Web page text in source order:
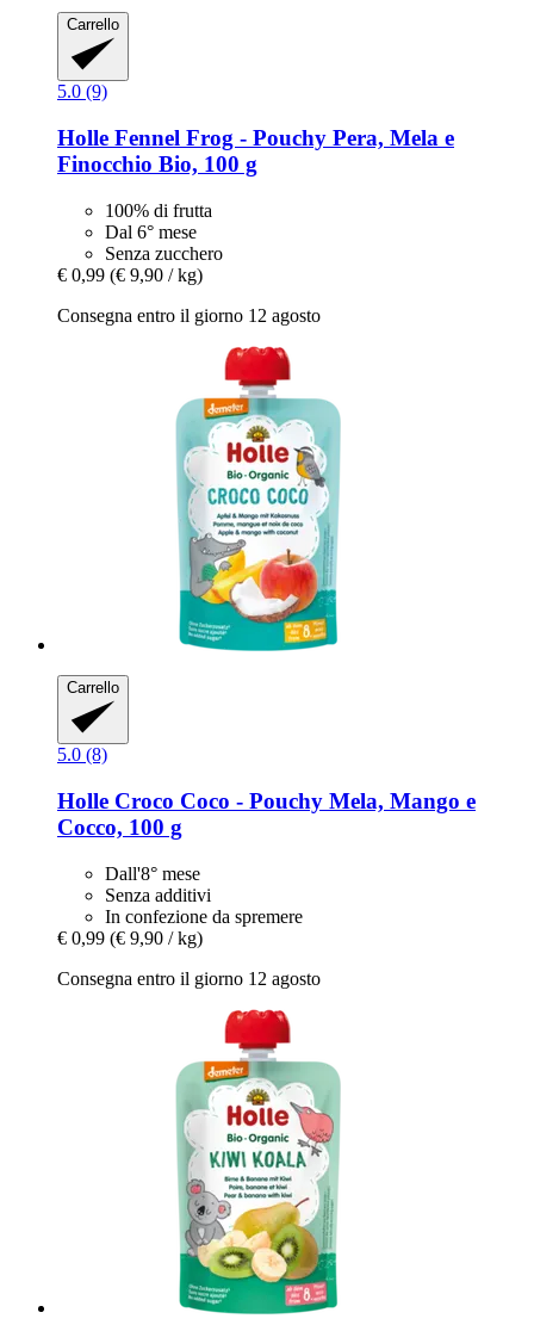
Carrello
5.0 (9)
Holle Fennel Frog -​ Pouchy Pera, Mela e
Finocchio Bio, 100 g
100% di frutta
Dal 6° mese
Senza zucchero
€ 0,99 (€ 9,90 / kg)
Consegna entro il giorno 12 agosto
Carrello
5.0 (8)
Holle Croco Coco -​ Pouchy Mela, Mango e
Cocco, 100 g
Dall'8° mese
Senza additivi
In confezione da spremere
€ 0,99 (€ 9,90 / kg)
Consegna entro il giorno 12 agosto